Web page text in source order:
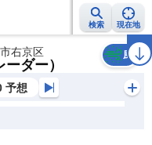
検索 現在地
警報・注意報 2週間天気 ラ
右京区
ダー）
風
予想